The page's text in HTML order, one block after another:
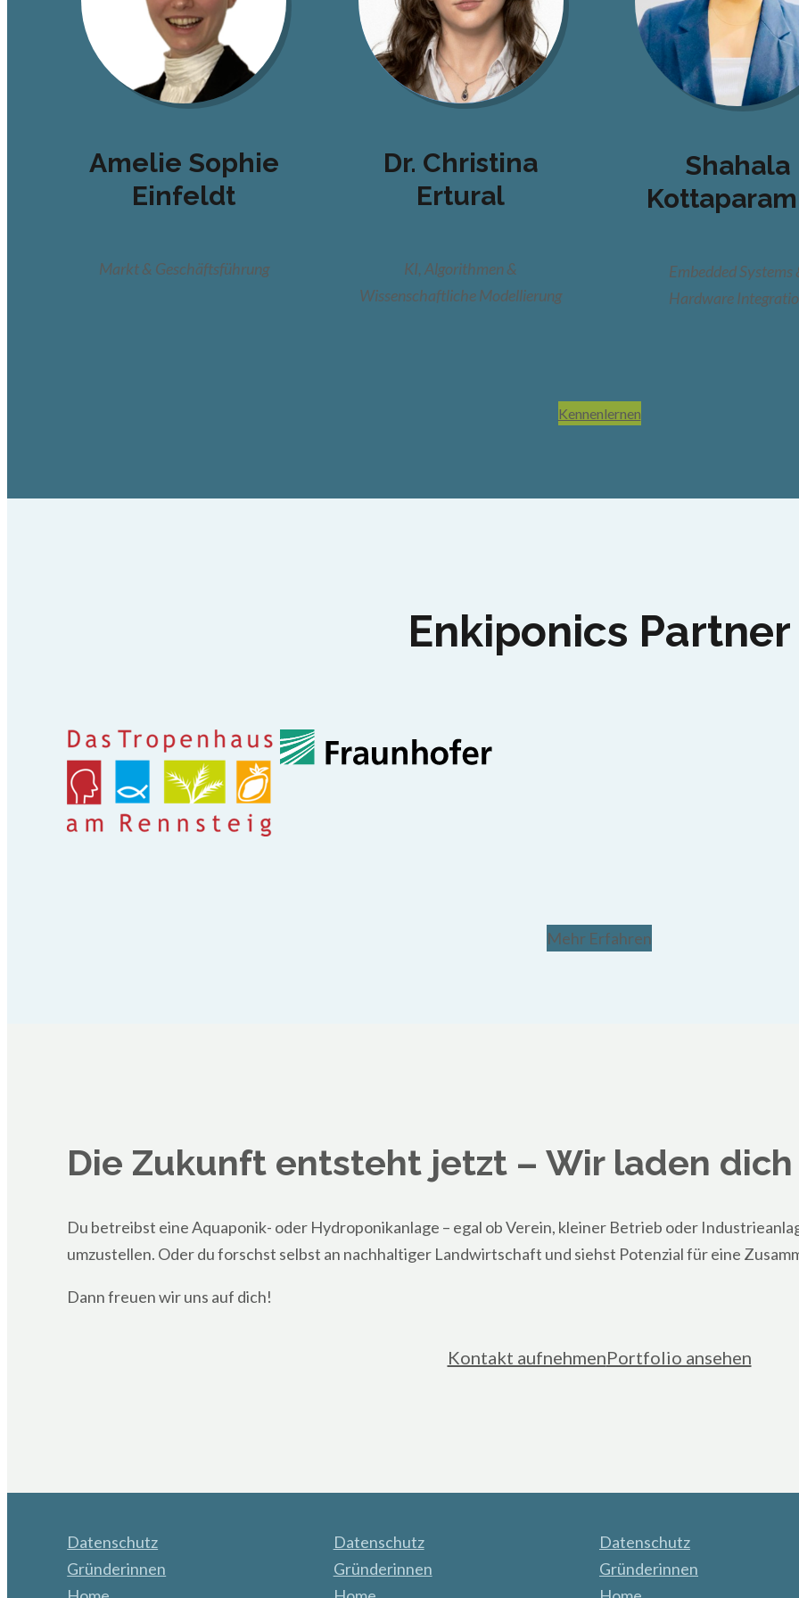
Amelie Sophie
Einfeldt
Markt & Geschäftsführung
Dr. Christina
Ertural
KI, Algorithmen &
Wissenschaftliche Modellierung
Shahala
Embedded Systems
Hardware
Kennenlernen
Enkiponics Partner
Mehr Erfahren
Die Zukunft entsteht jetzt – Wir laden
Du betreibst eine Aquaponik- oder Hydroponikanlage – egal ob Verein, kleiner Betrieb oder
umzustellen. Oder du forschst selbst an nachhaltiger Landwirtschaft und siehst Potenzial für eine
Dann freuen wir uns auf dich!
Kontakt aufnehmenPortfolio ansehen
Datenschutz
Gründerinnen
Datenschutz
Gründerinnen
Datenschutz
Gründerinnen